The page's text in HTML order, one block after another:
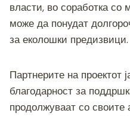
власти, во соработка со
може да понудат
за еколошки предизвици.
Партнерите на проектот
благодарност за
продолжуваат со своите